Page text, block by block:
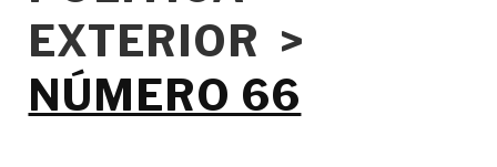
EXTERIOR >
NÚMERO 66